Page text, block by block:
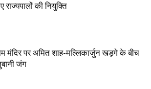
राज्यपालों की नियुक्ति
मंदिर पर अमित शाह-मल्लिकार्जुन खड़गे के बीच
जंग